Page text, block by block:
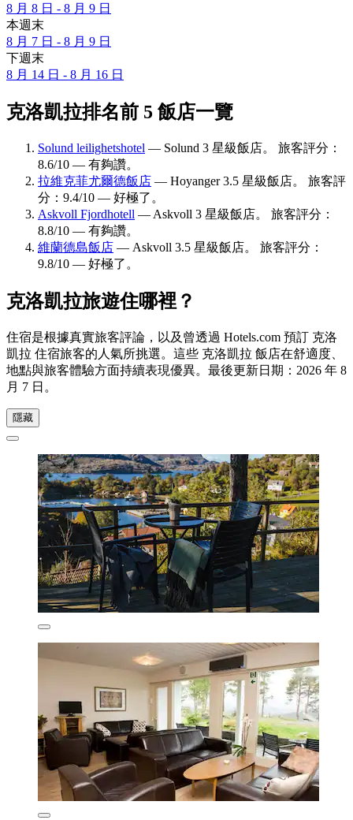
8 月 8 日 - 8 月 9 日
本週末
8 月 7 日 - 8 月 9 日
下週末
8 月 14 日 - 8 月 16 日
克洛凱拉排名前 5 飯店一覽
Solund leilighetshotel — Solund 3 星級飯店。 旅客評分：
8.6/10 — 有夠讚。
拉維克菲尤爾德飯店 — Hoyanger 3.5 星級飯店。 旅客評
分：9.4/10 — 好極了。
Askvoll Fjordhotell — Askvoll 3 星級飯店。 旅客評分：
8.8/10 — 有夠讚。
維蘭德島飯店 — Askvoll 3.5 星級飯店。 旅客評分：
9.8/10 — 好極了。
克洛凱拉旅遊住哪裡？
住宿是根據真實旅客評論，以及曾透過 Hotels.com 預訂 克洛
凱拉 住宿旅客的人氣所挑選。這些 克洛凱拉 飯店在舒適度、
地點與旅客體驗方面持續表現優異。最後更新日期： 2026 年 8
月 7 日 。
隱藏